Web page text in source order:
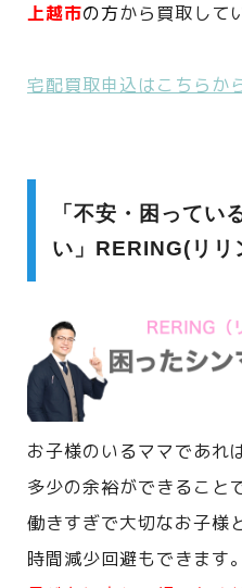
上越市の方から買取して
宅配買取申込はこちらか
「不安・困ってい
い」RERING(リリ
お子様のいるママであれ
多少の余裕ができること
働きすぎで大切なお子様
時間減少回避もできます。